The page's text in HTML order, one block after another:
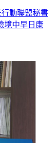
動聯盟秘書
境中早日康